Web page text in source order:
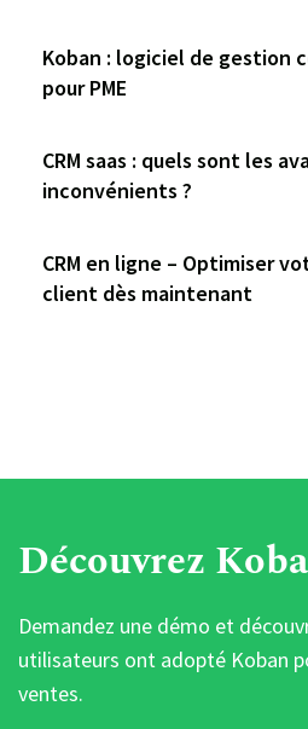
Koban : logiciel de gestion
pour PME
CRM saas : quels sont les
inconvénients ?
CRM en ligne – Optimiser
client dès maintenant
Découvrez
Demandez une démo et
utilisateurs ont adopté Koban
ventes.